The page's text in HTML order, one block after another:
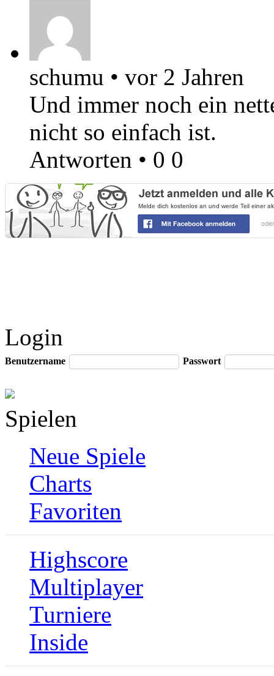
schumu • vor 2 Jahren
Und immer noch ein
nicht so einfach ist.
Antworten • 0 0
Login
Benutzername Passwort
Spielen
Neue Spiele
Charts
Favoriten
Highscore
Multiplayer
Turniere
Inside